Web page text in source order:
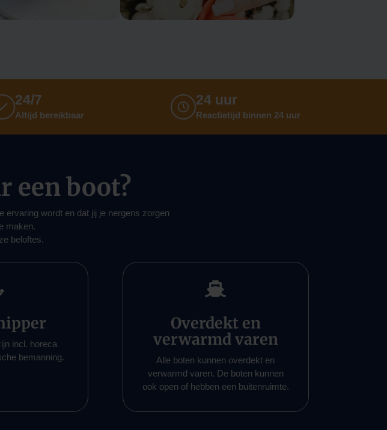
24/7
Altijd bereikbaar
24 uur
Reactietijd binnen 24 uur
een boot?
ervaring wordt en dat jij je nergens zorgen
maken.
beloftes.
incl. horeca
bemanning.

Overdekt en
verwarmd varen
Alle boten kunnen overdekt en
verwarmd varen. De boten kunnen
ook open of hebben een buitenruimte.